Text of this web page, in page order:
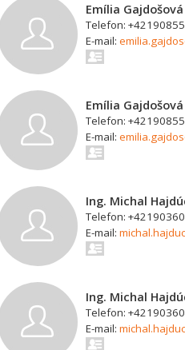
Emília Gajdošová
Telefon:
E-mail:
Emília Gajdošová
Telefon:
E-mail:
Ing. Michal
Telefon:
E-mail:
Ing. Michal
Telefon:
E-mail: